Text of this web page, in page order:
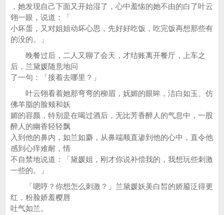
，她发现自己下面又开始湿了，心中羞恼的她不由的白了叶云
翎一眼，说道：「
小坏蛋，又对姐姐动坏心思，先好好吃饭，吃完饭再想那些有
的没的。」
晚餐过后，二人又聊了会天，才结账离开餐厅，上车之
后，兰黛媛随意地问
了一句：「接着去哪里？」
叶云翎看着她那弯弯的柳眉，妩媚的眼眸，洁白如玉、仿
佛羊脂的脸颊和妖
媚的容颜，特别是在喝过酒后，无比芳香醉人的气息中，一股
醉人的幽香轻轻飘
入到他的鼻内，如兰如麝，从鼻端顺直渗到他的心中，直令他
感到心痒难耐，情
不自禁地说道：「黛媛姐，刚才你说补偿我的，我想玩些刺激
一些的。」
「嗯哼？你想怎么刺激？」兰黛媛妖美白皙的娇靥泛得更
红，粉脸娇羞樱唇
吐气如兰。